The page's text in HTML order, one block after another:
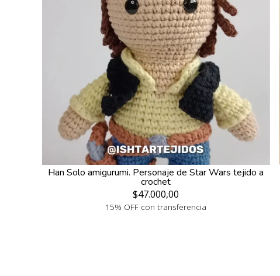
Han Solo amigurumi. Personaje de Star Wars tejido a
crochet
$47.000,00
15% OFF con transferencia